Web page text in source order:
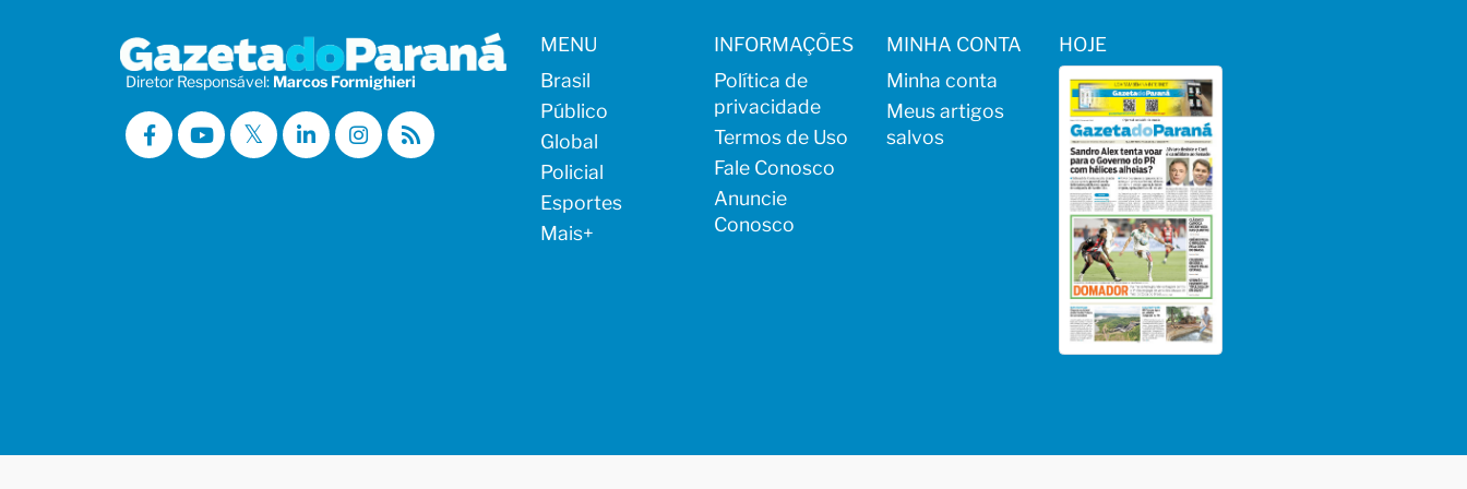
Diretor Responsável: Marcos Formighieri
MENU
Brasil
Público
Global
Policial
Esportes
Mais+
INFORMAÇÕES
Política de
privacidade
Termos de Uso
Fale Conosco
Anuncie
Conosco
MINHA CONTA
Minha conta
Meus artigos
salvos
HOJE